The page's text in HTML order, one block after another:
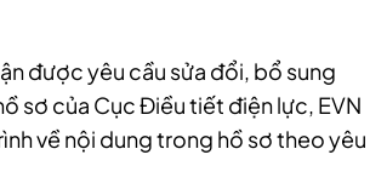
được yêu cầu sửa đổi, bổ sung
sơ của Cục Điều tiết điện lực, EVN
về nội dung trong hồ sơ theo yêu